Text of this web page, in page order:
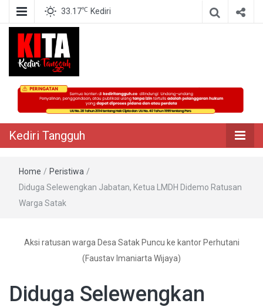
33.17℃ Kediri
Kediri Tangguh
Berita Akurat Terpercaya
Kediri Tangguh
Home / Peristiwa /
Diduga Selewengkan Jabatan, Ketua LMDH Didemo Ratusan
Warga Satak
Aksi ratusan warga Desa Satak Puncu ke kantor Perhutani
(Faustav Imaniarta Wijaya)
Diduga Selewengkan